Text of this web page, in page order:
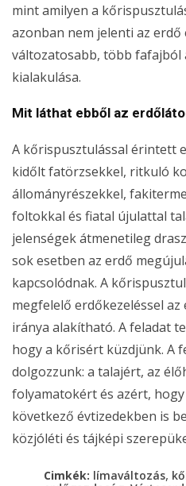
mint amilyen a
azonban nem jelenti az erdő
változatosabb, több fafajból
kialakulása.
Mit láthat ebből az
A kőrispusztulással érintett
kidőlt fatörzsekkel, ritkuló
állományrészekkel,
foltokkal és fiatal újulattal
jelenségek átmenetileg
sok esetben az erdő
kapcsolódnak. A
megfelelő erdőkezeléssel
iránya alakítható. A feladat
hogy a kőrisért küzdjünk. A
dolgozzunk: a talajért, az
folyamatokért és azért,
következő évtizedekben is
közjóléti és tájképi
Cimkék: límaváltozás,